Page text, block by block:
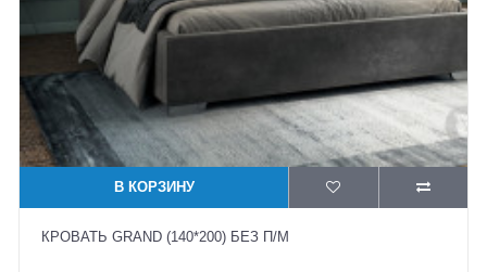
В КОРЗИНУ
КРОВАТЬ GRAND (140*200) БЕЗ П/М